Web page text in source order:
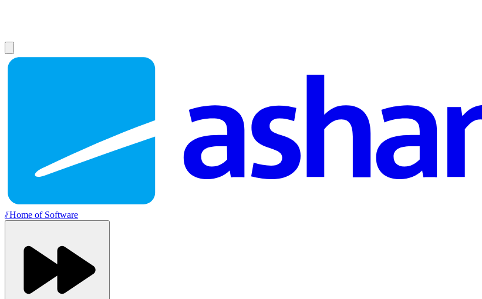
//Home of Software